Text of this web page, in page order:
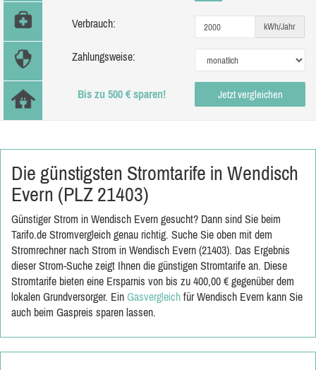
Verbrauch: kWh/Jahr
Zahlungsweise:
Bis zu 500 € sparen! Jetzt vergleichen
Die günstigsten Stromtarife in Wendisch
Evern (PLZ 21403)
Günstiger Strom in Wendisch Evern gesucht? Dann sind Sie beim
Tarifo.de Stromvergleich genau richtig. Suche Sie oben mit dem
Stromrechner nach Strom in Wendisch Evern (21403). Das Ergebnis
dieser Strom-Suche zeigt Ihnen die günstigen Stromtarife an. Diese
Stromtarife bieten eine Ersparnis von bis zu 400,00 € gegenüber dem
lokalen Grundversorger. Ein Gasvergleich für Wendisch Evern kann Sie
auch beim Gaspreis sparen lassen.